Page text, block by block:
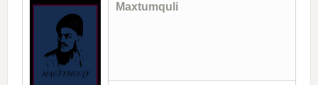
Maxtumquli